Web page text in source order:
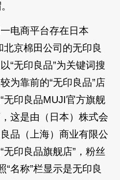
电商平台存在日本
京棉田公司的无印良
“无印良品”为关键词搜
为靠前的“无印良品”店
无印良品MUJI官方旗舰
这是由（日本）株式会
品（上海）商业有限公
印良品旗舰店”，粉丝
“名称”栏显示是无印良